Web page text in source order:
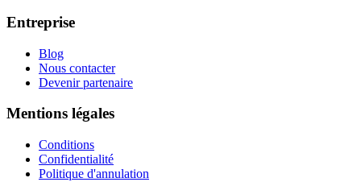
Entreprise
Blog
Nous contacter
Devenir partenaire
Mentions légales
Conditions
Confidentialité
Politique d'annulation